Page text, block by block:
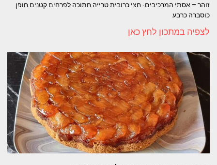
זוהר – אסתי המרכיבים- חצי כרובית טרייה חתוכה לפרחים קטנים חופן
כוסברה כרבע
לצפיה במתכון לחץ כאן